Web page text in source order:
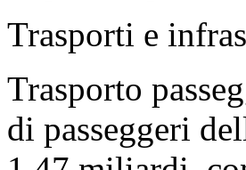
Trasporti e
Trasporto
di passeggeri